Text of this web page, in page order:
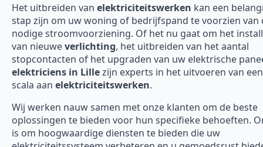
Het uitbreiden van elektriciteitswerken kan een
stap zijn om uw woning of bedrijfspand te voorzien van
nodige stroomvoorziening. Of het nu gaat om het
van nieuweverlichting, het uitbreiden van het aantal
stopcontacten of het upgraden van uw elektrische
elektriciens in Lillezijn experts in het uitvoeren van
scala aan elektriciteitswerken.
Wij werken nauw samen met onze klanten om de beste
oplossingen te bieden voor hun specifieke behoeften.
is om hoogwaardige diensten te bieden die uw